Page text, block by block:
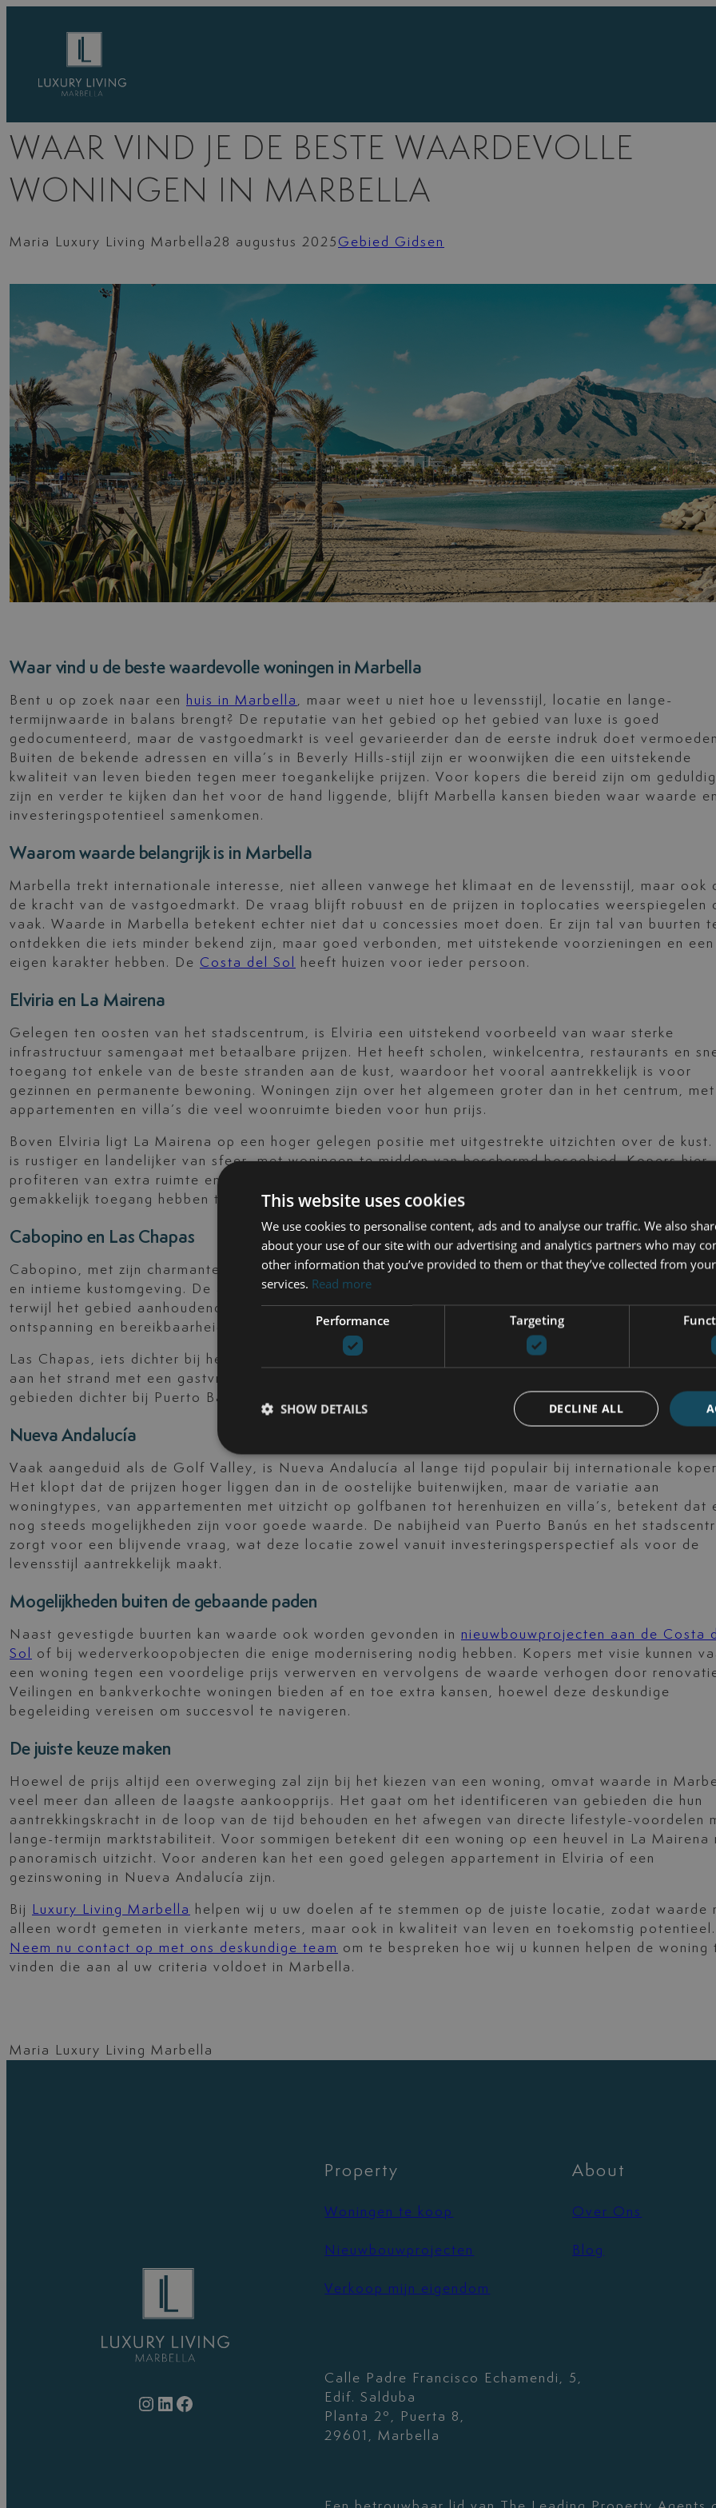
WAAR VIND JE DE BESTE WAARDEVOLLE
WONINGEN IN MARBELLA
Maria Luxury Living Marbella28 augustus 2025 Gebied Gidsen
Waar vind u de beste waardevolle woningen in Marbella
Bent u op zoek naar een huis in Marbella , maar weet u niet hoe u levensstijl, locatie en lange-
termijnwaarde in balans brengt? De reputatie van het gebied op het gebied van luxe is goed
gedocumenteerd, maar de vastgoedmarkt is veel gevarieerder dan de eerste indruk doet
Buiten de bekende adressen en villa’s in Beverly Hills-stijl zijn er woonwijken die een uitstekende
kwaliteit van leven bieden tegen meer toegankelijke prijzen. Voor kopers die bereid zijn om
zijn en verder te kijken dan het voor de hand liggende, blijft Marbella kansen bieden waar waarde en
investeringspotentieel samenkomen.
Waarom waarde belangrijk is in Marbella
Marbella trekt internationale interesse, niet alleen vanwege het klimaat en de levensstijl, maar ook
de kracht van de vastgoedmarkt. De vraag blijft robuust en de prijzen in toplocaties weerspiegelen
vaak. Waarde in Marbella betekent echter niet dat u concessies moet doen. Er zijn tal van buurten
ontdekken die iets minder bekend zijn, maar goed verbonden, met uitstekende voorzieningen en een
eigen karakter hebben. De Costa del Sol heeft huizen voor ieder persoon.
Elviria en La Mairena
Gelegen ten oosten van het stadscentrum, is Elviria een uitstekend voorbeeld van waar sterke
infrastructuur samengaat met betaalbare prijzen. Het heeft scholen, winkelcentra, restaurants en
toegang tot enkele van de beste stranden aan de kust, waardoor het vooral aantrekkelijk is voor
gezinnen en permanente bewoning. Woningen zijn over het algemeen groter dan in het centrum, met
appartementen en villa’s die veel woonruimte bieden voor hun prijs.
Boven Elviria ligt La Mairena op een hoger gelegen positie met uitgestrekte uitzichten over de kust.
is rustiger en landelijker van sfeer, met woningen te midden van beschermd bosgebied. Kopers hier
profiteren van extra ruimte en privacy voor een fractie van de kosten van een toplocatie, terwijl ze
gemakkelijk toegang hebben tot de voorzieningen van Marbella.
Cabopino en Las Chapas
Cabopino, met zijn charmante jachthaven, beschermde duinen en golfbaan, biedt een meer
en intieme kustomgeving. De appartementencomplexen en herenhuizen blijven competitief geprijsd,
terwijl het gebied aanhoudende aantrekkingskracht heeft voor degenen die een balans zoeken
ontspanning en bereikbaarheid.
Las Chapas, iets dichter bij het centrum van Marbella, biedt ook veel waarde. Het combineert
aan het strand met een gastvrije gemeenschapsfeer en behoudt een toegankelijker prijsniveau dan
gebieden dichter bij Puerto Banús of de Golden Mile.
Nueva Andalucía
Vaak aangeduid als de Golf Valley, is Nueva Andalucía al lange tijd populair bij internationale
Het klopt dat de prijzen hoger liggen dan in de oostelijke buitenwijken, maar de variatie aan
woningtypes, van appartementen met uitzicht op golfbanen tot herenhuizen en villa’s, betekent dat
nog steeds mogelijkheden zijn voor goede waarde. De nabijheid van Puerto Banús en het
zorgt voor een blijvende vraag, wat deze locatie zowel vanuit investeringsperspectief als voor de
levensstijl aantrekkelijk maakt.
Mogelijkheden buiten de gebaande paden
Naast gevestigde buurten kan waarde ook worden gevonden in nieuwbouwprojecten aan de Costa
Sol
of bij wederverkoopobjecten die enige modernisering nodig hebben. Kopers met visie kunnen
een woning tegen een voordelige prijs verwerven en vervolgens de waarde verhogen door
Veilingen en bankverkochte woningen bieden af en toe extra kansen, hoewel deze deskundige
begeleiding vereisen om succesvol te navigeren.
De juiste keuze maken
Hoewel de prijs altijd een overweging zal zijn bij het kiezen van een woning, omvat waarde in
veel meer dan alleen de laagste aankoopprijs. Het gaat om het identificeren van gebieden die hun
aantrekkingskracht in de loop van de tijd behouden en het afwegen van directe lifestyle-voordelen
lange-termijn marktstabiliteit. Voor sommigen betekent dit een woning op een heuvel in La Mairena
panoramisch uitzicht. Voor anderen kan het een goed gelegen appartement in Elviria of een
gezinswoning in Nueva Andalucía zijn.
Bij Luxury Living Marbella
helpen wij u uw doelen af te stemmen op de juiste locatie, zodat waarde
alleen wordt gemeten in vierkante meters, maar ook in kwaliteit van leven en toekomstig potentieel.
Neem nu contact op met ons deskundige team om te bespreken hoe wij u kunnen helpen de woning
vinden die aan al uw criteria voldoet in Marbella.
Maria Luxury Living Marbella
Instagram LinkedIn Facebook
Property
Woningen te koop
Nieuwbouwprojecten
Verkoop mijn eigendom
About
Over Ons
Blog
Calle Padre Francisco Echamendi, 5,
Edif. Salduba
Planta 2º, Puerta 8,
29601, Marbella
This website uses cookies
We use cookies to personalise content, ads and to analyse our traffic. We also
about your use of our site with our advertising and analytics partners who may
other information that you’ve provided to them or that they’ve collected from
services. Read more
Performance Targeting
DECLINE ALL
SHOW DETAILS